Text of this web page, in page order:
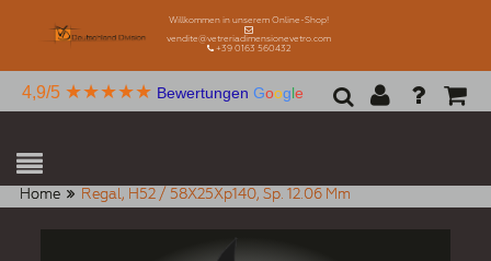
Willkommen in unserem Online-Shop!
vendite@vetreriadimensionevetro.com
+39 0163 560432
4,9/5 ★★★★★ Bewertungen Google
Home Regal, H52 / 58X25Xp140, Sp. 12.06 Mm